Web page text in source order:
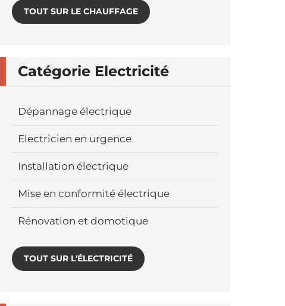
TOUT SUR LE CHAUFFAGE
Catégorie Electricité
Dépannage électrique
Electricien en urgence
Installation électrique
Mise en conformité électrique
Rénovation et domotique
TOUT SUR L'ÉLECTRICITÉ